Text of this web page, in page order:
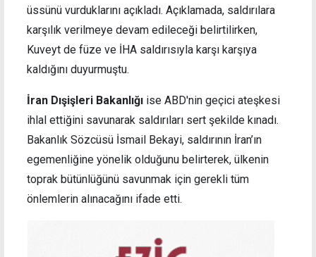
üssünü vurduklarını açıkladı. Açıklamada, saldırılara
karşılık verilmeye devam edileceği belirtilirken,
Kuveyt de füze ve İHA saldırısıyla karşı karşıya
kaldığını duyurmuştu.
İran Dışişleri Bakanlığı ise ABD'nin geçici ateşkesi
ihlal ettiğini savunarak saldırıları sert şekilde kınadı.
Bakanlık Sözcüsü İsmail Bekayi, saldırının İran’ın
egemenliğine yönelik olduğunu belirterek, ülkenin
toprak bütünlüğünü savunmak için gerekli tüm
önlemlerin alınacağını ifade etti.